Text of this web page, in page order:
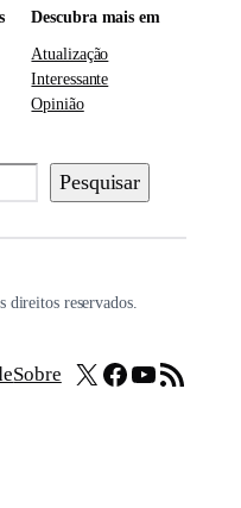
Descubra mais em
Atualização
Interessante
Opinião
Pesquisar
direitos reservados.
Sobre X Facebook
Youtube
Feed RSS